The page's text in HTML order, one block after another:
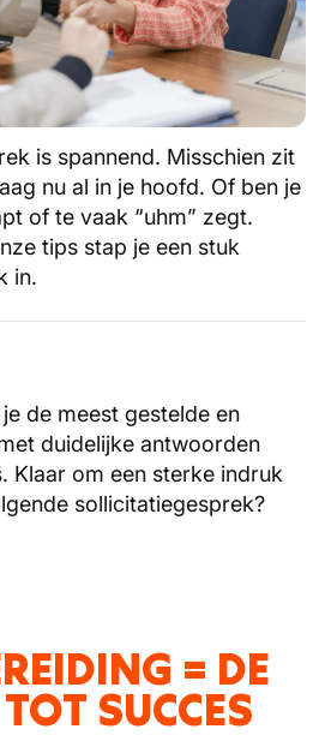
is spannend. Misschien zit
nu al in je hoofd. Of ben je
of te vaak “uhm” zegt.
tips stap je een stuk
in.
de meest gestelde en
duidelijke antwoorden
Klaar om een sterke indruk
sollicitatiegesprek?
= DE
SUCCES